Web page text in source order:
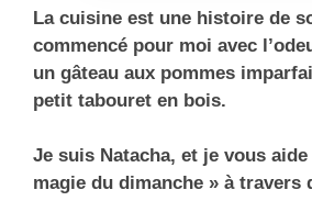
La cuisine est une histoire de
commencé pour moi avec
un gâteau aux pommes
petit tabouret en bois.
Je suis Natacha, et je vous
magie du dimanche » à travers